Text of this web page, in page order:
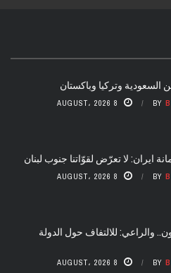
السعودية وتركيا وباكستان
BY 8 AUGUST، 2026
ايران: لا تعرّض لقوّاتنا جنوب لبنان
BY 8 AUGUST، 2026
والراعي: للالتفاف حول الدولة
BY 8 AUGUST، 2026